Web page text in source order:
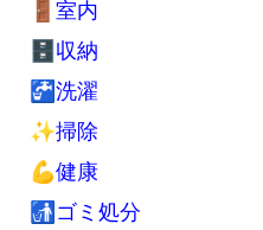
⛺貧：ホームレス5年
🌈楽：週休7日生活
📚 もっと見る
👓 記事一覧
📢 広報